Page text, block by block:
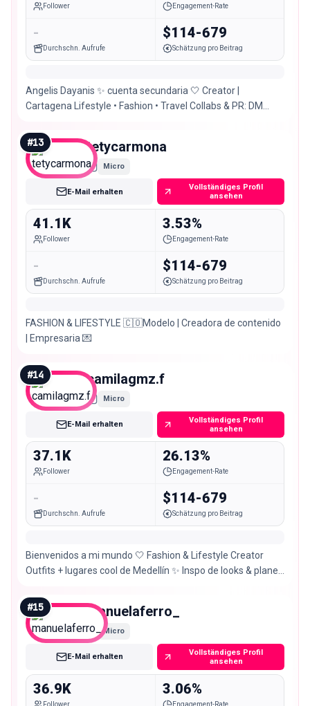
Follower Engagement-Rate
-
Durchschn. Aufrufe
$114-679
Schätzung pro Beitrag
Angelis Dayanis ✨ cuenta secundaria 🤍 Creator |
Cartagena Lifestyle • Fashion • Travel Collabs & PR: DM
#13 tetycarmona
Micro
E-Mail erhalten
Vollständiges Profil
ansehen
41.1K
Follower
3.53%
Engagement-Rate
-
Durchschn. Aufrufe
$114-679
Schätzung pro Beitrag
FASHION & LIFESTYLE 🇨🇴Modelo | Creadora de contenido
| Empresaria 💌
#14 camilagmz.f
Micro
E-Mail erhalten
Vollständiges Profil
ansehen
37.1K
Follower
26.13%
Engagement-Rate
-
Durchschn. Aufrufe
$114-679
Schätzung pro Beitrag
Bienvenidos a mi mundo 🤍 Fashion & Lifestyle Creator
Outfits + lugares cool de Medellín ✨ Inspo de looks & planes
#15 manuelaferro_
Micro
E-Mail erhalten
Vollständiges Profil
ansehen
36.9K
Follower
3.06%
Engagement-Rate